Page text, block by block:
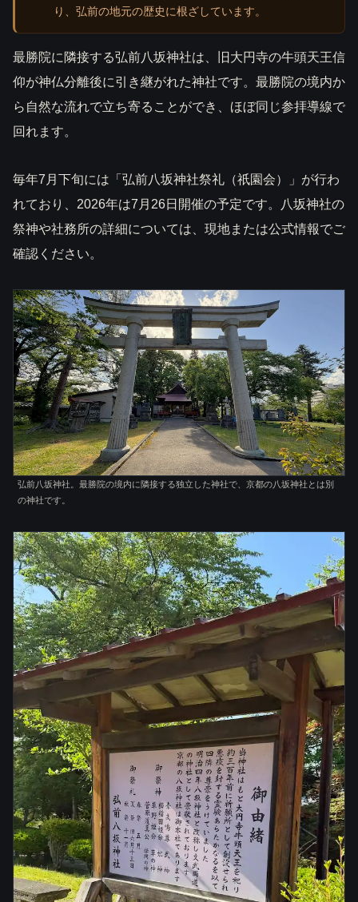
り、弘前の地元の歴史に根ざしています。
最勝院に隣接する弘前八坂神社は、旧大円寺の牛頭天王信
仰が神仏分離後に引き継がれた神社です。最勝院の境内か
ら自然な流れで立ち寄ることができ、ほぼ同じ参拝導線で
回れます。
毎年7月下旬には「弘前八坂神社祭礼（祇園会）」が行わ
れており、2026年は7月26日開催の予定です。八坂神社の
祭神や社務所の詳細については、現地または公式情報でご
確認ください。
弘前八坂神社。最勝院の境内に隣接する独立した神社で、京都の八坂神社とは別
の神社です。